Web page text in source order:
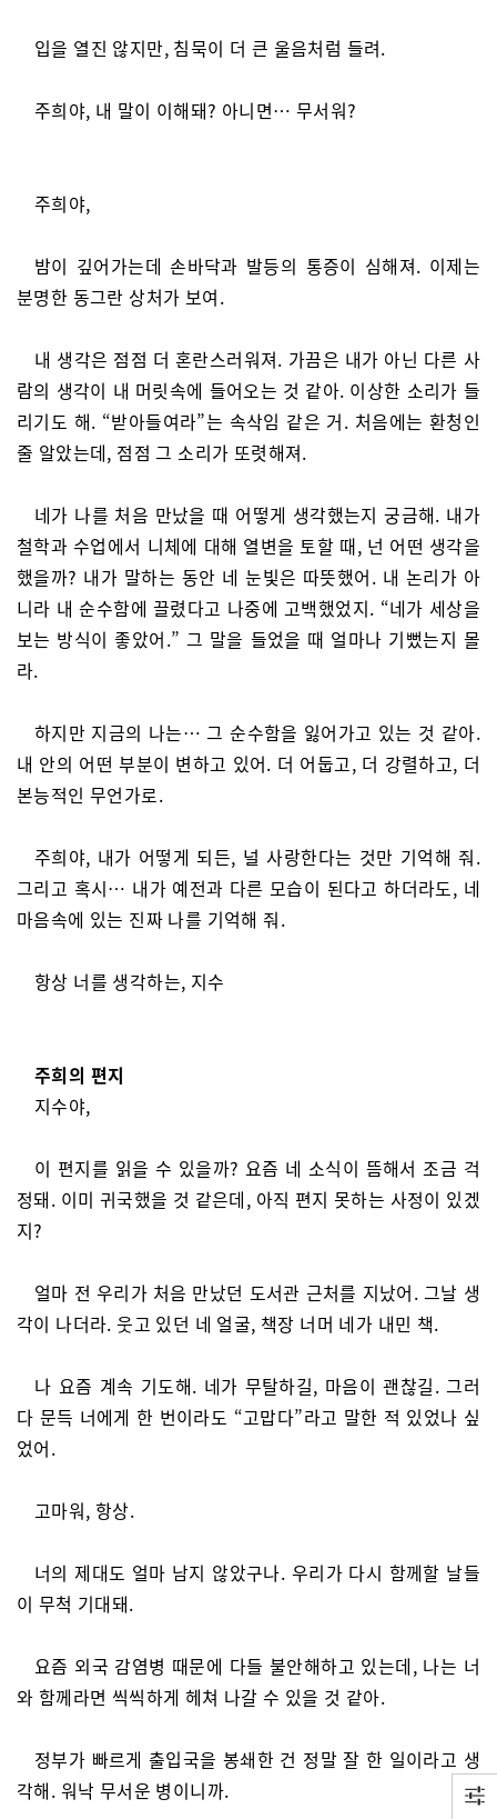
입을 열진 않지만, 침묵이 더 큰 울음처럼 들려.
주희야, 내 말이 이해돼? 아니면… 무서워?
주희야,
밤이 깊어가는데 손바닥과 발등의 통증이 심해져. 이제는
분명한 동그란 상처가 보여.
내 생각은 점점 더 혼란스러워져. 가끔은 내가 아닌 다른 사
람의 생각이 내 머릿속에 들어오는 것 같아. 이상한 소리가 들
리기도 해. “받아들여라”는 속삭임 같은 거. 처음에는 환청인
줄 알았는데, 점점 그 소리가 또렷해져.
네가 나를 처음 만났을 때 어떻게 생각했는지 궁금해. 내가
철학과 수업에서 니체에 대해 열변을 토할 때, 넌 어떤 생각을
했을까? 내가 말하는 동안 네 눈빛은 따뜻했어. 내 논리가 아
니라 내 순수함에 끌렸다고 나중에 고백했었지. “네가 세상을
보는 방식이 좋았어.” 그 말을 들었을 때 얼마나 기뻤는지 몰
라.
하지만 지금의 나는… 그 순수함을 잃어가고 있는 것 같아.
내 안의 어떤 부분이 변하고 있어. 더 어둡고, 더 강렬하고, 더
본능적인 무언가로.
주희야, 내가 어떻게 되든, 널 사랑한다는 것만 기억해 줘.
그리고 혹시… 내가 예전과 다른 모습이 된다고 하더라도, 네
마음속에 있는 진짜 나를 기억해 줘.
항상 너를 생각하는, 지수
주희의 편지
지수야,
이 편지를 읽을 수 있을까? 요즘 네 소식이 뜸해서 조금 걱
정돼. 이미 귀국했을 것 같은데, 아직 편지 못하는 사정이 있겠
지?
얼마 전 우리가 처음 만났던 도서관 근처를 지났어. 그날 생
각이 나더라. 웃고 있던 네 얼굴, 책장 너머 네가 내민 책.
나 요즘 계속 기도해. 네가 무탈하길, 마음이 괜찮길. 그러
다 문득 너에게 한 번이라도 “고맙다”라고 말한 적 있었나 싶
었어.
고마워, 항상.
너의 제대도 얼마 남지 않았구나. 우리가 다시 함께할 날들
이 무척 기대돼.
요즘 외국 감염병 때문에 다들 불안해하고 있는데, 나는 너
와 함께라면 씩씩하게 헤쳐 나갈 수 있을 것 같아.
정부가 빠르게 출입국을 봉쇄한 건 정말 잘 한 일이라고 생
각해. 워낙 무서운 병이니까.